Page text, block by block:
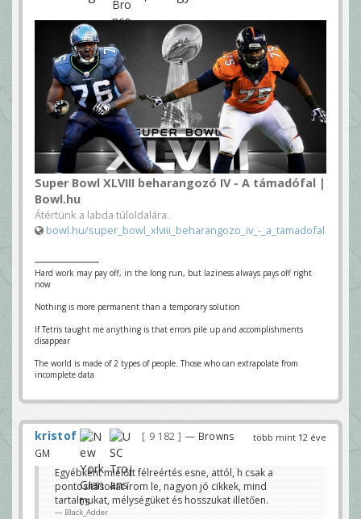
Super Bowl XLVIII beharangozó IV - A támadófal |
Bowl.hu
Átértünk a labda túloldalára.
bowl.hu/super_bowl_xlviii_beharangozo_iv_-_a_tamadofal
Hard work may pay off, in the long run, but laziness always pays off right
now
Nothing is more permanent than a temporary solution
If Tetris taught me anything is that errors pile up and accomplishments
disappear
The world is made of 2 types of people. Those who can extrapolate from
incomplete data
több mint 12 éve
kristof 9 182
— Browns
GM
Egyébként mielőtt félreértés esne, attól, h csak a
pontosításokat írom le, nagyon jó cikkek, mind
tartalmukat, mélységüket és hosszukat illetően.
Black_Adder